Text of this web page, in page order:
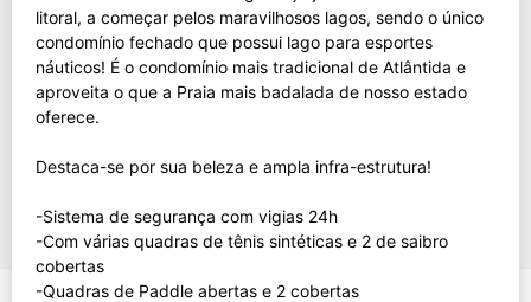
litoral, a começar pelos maravilhosos lagos, sendo o único
condomínio fechado que possui lago para esportes
náuticos! É o condomínio mais tradicional de Atlântida e
aproveita o que a Praia mais badalada de nosso estado
oferece.
Destaca-se por sua beleza e ampla infra-estrutura!
-Sistema de segurança com vigias 24h
-Com várias quadras de tênis sintéticas e 2 de saibro
cobertas
-Quadras de Paddle abertas e 2 cobertas